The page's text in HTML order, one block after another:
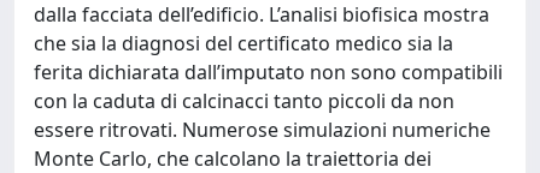
dalla facciata dell’edificio. L’analisi biofisica mostra
che sia la diagnosi del certificato medico sia la
ferita dichiarata dall’imputato non sono compatibili
con la caduta di calcinacci tanto piccoli da non
essere ritrovati. Numerose simulazioni numeriche
Monte Carlo, che calcolano la traiettoria dei